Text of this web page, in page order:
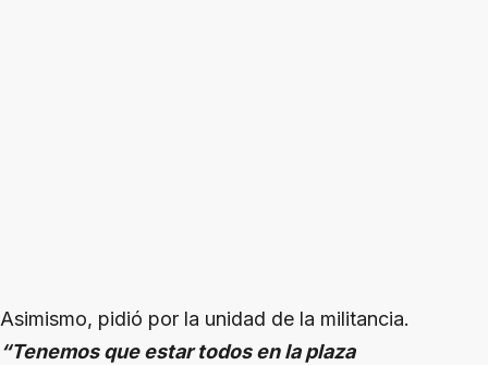
Asimismo, pidió por la unidad de la militancia.
“Tenemos que estar todos en la plaza